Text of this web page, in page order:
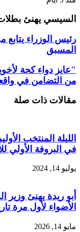
السيسي يهنئ
رئيس الوزراء
المسبق
"عايز دواء كحة
من التضامن في
مقالات ذات صلة
الليلة المنتخب
في البروفة الأولي
يوليو 14, 2024
أبو ريدة يهنئ وزير
الأضواء لأول مرة
مايو 14, 2026